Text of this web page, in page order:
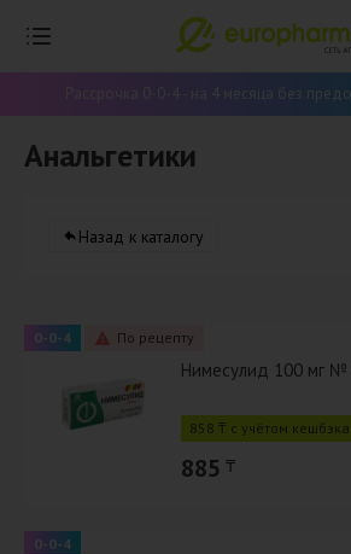
Рассрочка 0-0-4 - на 4 месяца без
Анальгетики
Назад к каталогу
0-0-4 По рецепту
Нимесулид 100 мг №
858 ₸ с учётом кешбэка
885 ₸
0-0-4